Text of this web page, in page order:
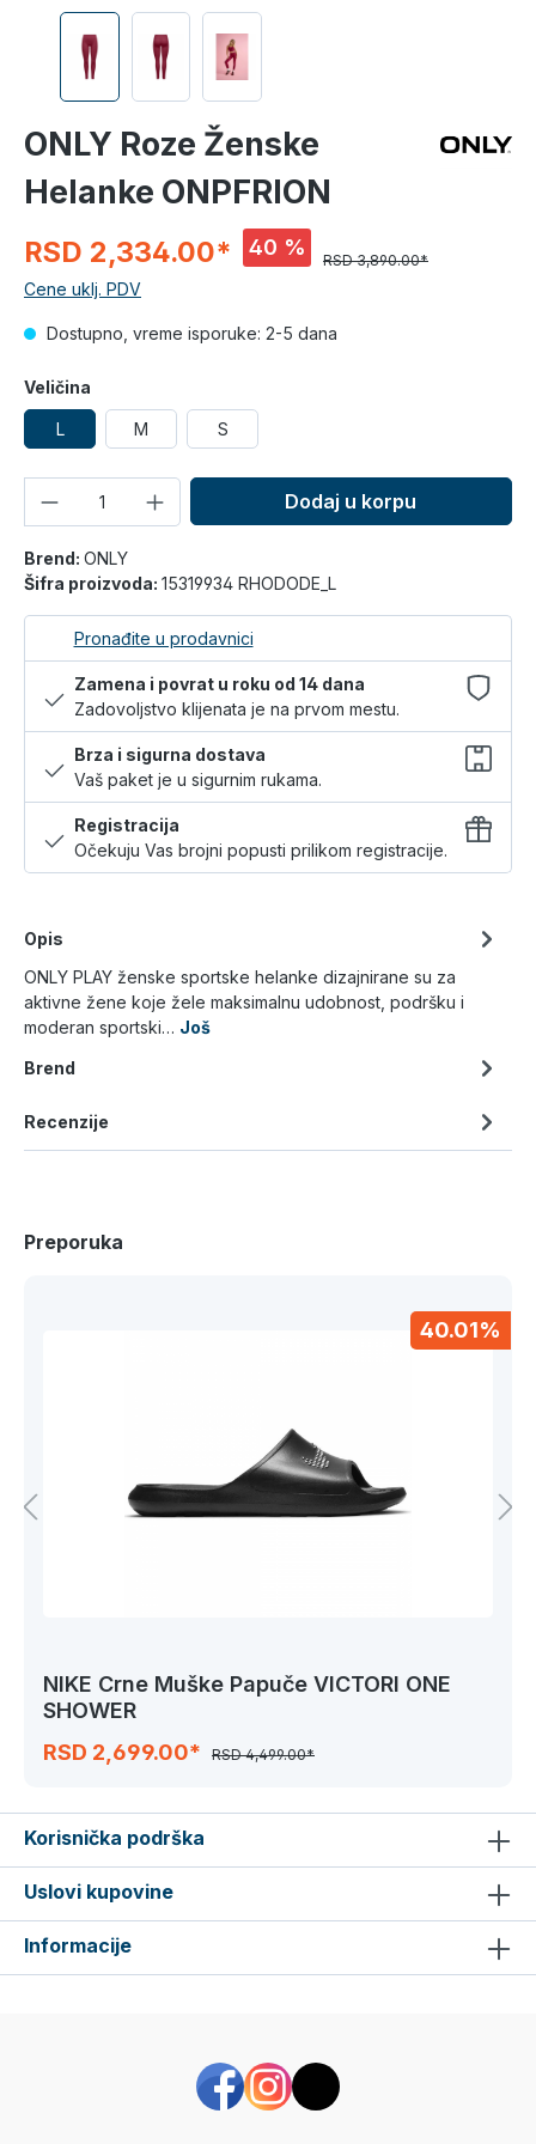
ONLY Roze Ženske
Helanke ONPFRION
RSD 2,334.00* 40 %
RSD 3,890.00*
Cene uklj. PDV
Dostupno, vreme isporuke: 2-5 dana
Veličina
L M S
Dodaj u korpu
Brend: ONLY
Šifra proizvoda: 15319934 RHODODE_L
Pronađite u prodavnici
Zamena i povrat u roku od 14 dana
Zadovoljstvo klijenata je na prvom mestu.
Brza i sigurna dostava
Vaš paket je u sigurnim rukama.
Registracija
Očekuju Vas brojni popusti prilikom registracije.
Opis
ONLY PLAY ženske sportske helanke dizajnirane su za
aktivne žene koje žele maksimalnu udobnost, podršku i
moderan sportski… Još
Brend
Recenzije
Preporuka
40.01%
NIKE Crne Muške Papuče VICTORI ONE
SHOWER
RSD 2,699.00*
RSD 4,499.00*
Korisnička podrška
Uslovi kupovine
Informacije